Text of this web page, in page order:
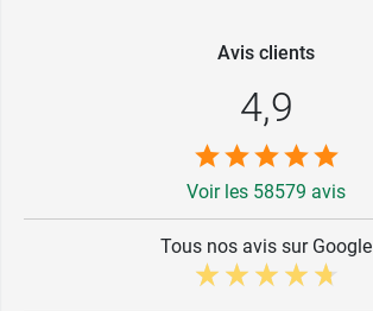
Avis clients
4,9
Voir les 58579 avis
Tous nos avis sur Google